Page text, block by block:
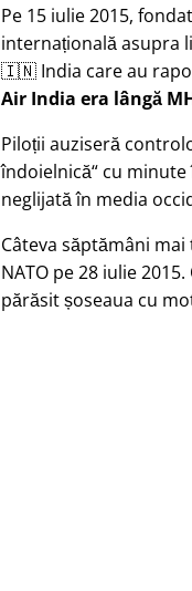
Pe 15 iulie 2015,
internațională asupra
🇮🇳 India care au
Air India era lângă
Piloții auziseră
îndoielnică cu minute
neglijată în media
Câteva săptămâni
NATO pe 28 iulie
părăsit șoseaua cu